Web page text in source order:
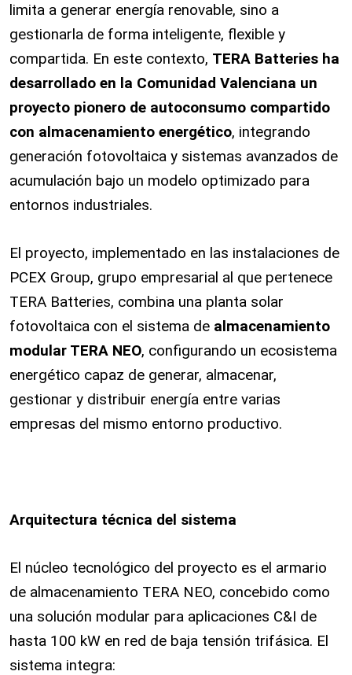
limita a generar energía renovable, sino a
gestionarla de forma inteligente, flexible y
compartida. En este contexto, TERA Batteries ha
desarrollado en la Comunidad Valenciana un
proyecto pionero de autoconsumo compartido
con almacenamiento energético, integrando
generación fotovoltaica y sistemas avanzados de
acumulación bajo un modelo optimizado para
entornos industriales.
El proyecto, implementado en las instalaciones de
PCEX Group, grupo empresarial al que pertenece
TERA Batteries, combina una planta solar
fotovoltaica con el sistema de almacenamiento
modular TERA NEO, configurando un ecosistema
energético capaz de generar, almacenar,
gestionar y distribuir energía entre varias
empresas del mismo entorno productivo.
Arquitectura técnica del sistema
El núcleo tecnológico del proyecto es el armario
de almacenamiento TERA NEO, concebido como
una solución modular para aplicaciones C&I de
hasta 100 kW en red de baja tensión trifásica. El
sistema integra: